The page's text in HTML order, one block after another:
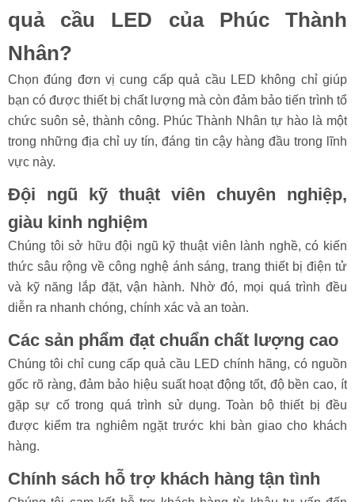
Tại sao lại chọn dịch vụ cho thuê
quả cầu LED của Phúc Thành
Nhân?
Chọn đúng đơn vị cung cấp quả cầu LED không chỉ giúp
bạn có được thiết bị chất lượng mà còn đảm bảo tiến trình tổ
chức suôn sẻ, thành công. Phúc Thành Nhân tự hào là một
trong những địa chỉ uy tín, đáng tin cậy hàng đầu trong lĩnh
vực này.
Đội ngũ kỹ thuật viên chuyên nghiệp,
giàu kinh nghiệm
Chúng tôi sở hữu đội ngũ kỹ thuật viên lành nghề, có kiến
thức sâu rộng về công nghệ ánh sáng, trang thiết bị điện tử
và kỹ năng lắp đặt, vận hành. Nhờ đó, mọi quá trình đều
diễn ra nhanh chóng, chính xác và an toàn.
Các sản phẩm đạt chuẩn chất lượng cao
Chúng tôi chỉ cung cấp quả cầu LED chính hãng, có nguồn
gốc rõ ràng, đảm bảo hiệu suất hoạt động tốt, độ bền cao, ít
gặp sự cố trong quá trình sử dụng. Toàn bộ thiết bị đều
được kiểm tra nghiêm ngặt trước khi bàn giao cho khách